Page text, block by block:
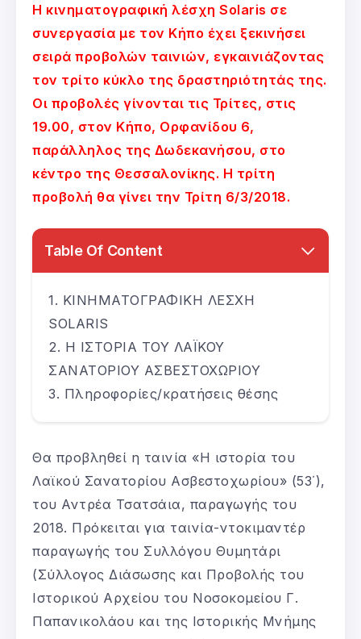
Η κινηματογραφική λέσχη Solaris σε
συνεργασία με τον Κήπο έχει ξεκινήσει
σειρά προβολών ταινιών, εγκαινιάζοντας
τον τρίτο κύκλο της δραστηριότητάς της.
Οι προβολές γίνονται τις Τρίτες, στις
19.00, στον Κήπο, Ορφανίδου 6,
παράλληλος της Δωδεκανήσου, στο
κέντρο της Θεσσαλονίκης. Η τρίτη
προβολή θα γίνει την Τρίτη 6/3/2018.
Table Of Content
ΚΙΝΗΜΑΤΟΓΡΑΦΙΚΗ ΛΕΣΧΗ
SOLARIS
Η ΙΣΤΟΡΙΑ ΤΟΥ ΛΑΪΚΟΥ
ΣΑΝΑΤΟΡΙΟΥ ΑΣΒΕΣΤΟΧΩΡΙΟΥ
Πληροφορίες/κρατήσεις θέσης
Θα προβληθεί η ταινία «Η ιστορία του
Λαϊκού Σανατορίου Ασβεστοχωρίου» (53΄),
του Αντρέα Τσατσάια, παραγωγής του
2018. Πρόκειται για ταινία-ντοκιμαντέρ
παραγωγής του Συλλόγου Θυμητάρι
(Σύλλογος Διάσωσης και Προβολής του
Ιστορικού Αρχείου του Νοσοκομείου Γ.
Παπανικολάου και της Ιστορικής Μνήμης